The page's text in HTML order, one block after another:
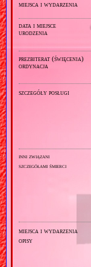
miejsca i wydarzenia
data i miejsce
urodzenia
prezbiterat (święcenia)
ordynacja
szczegóły posługi
inni związani
szczegółami śmierci
miejsca i wydarzenia
opisy